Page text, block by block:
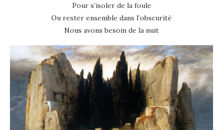
Pour s’isoler de la foule
Ou rester ensemble dans l’obscurité
Nous avons besoin de la nuit